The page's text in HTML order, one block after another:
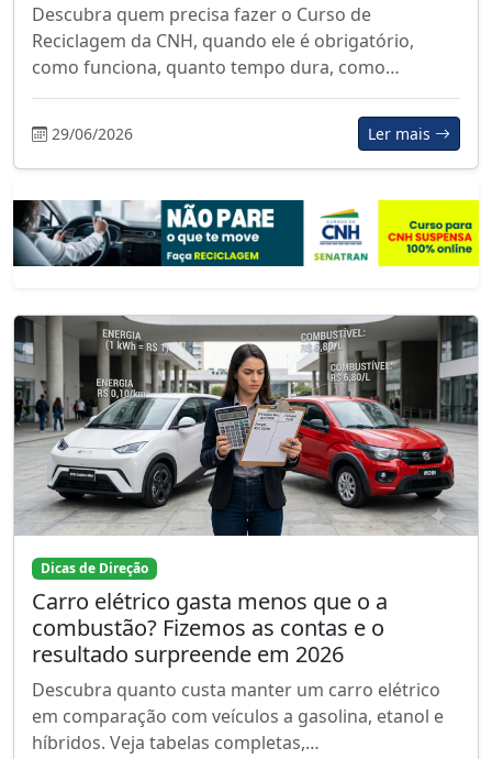
Descubra quem precisa fazer o Curso de
Reciclagem da CNH, quando ele é obrigatório,
como funciona, quanto tempo dura, como…
29/06/2026 Ler mais
Dicas de Direção
Carro elétrico gasta menos que o a
combustão? Fizemos as contas e o
resultado surpreende em 2026
Descubra quanto custa manter um carro elétrico
em comparação com veículos a gasolina, etanol e
híbridos. Veja tabelas completas,…